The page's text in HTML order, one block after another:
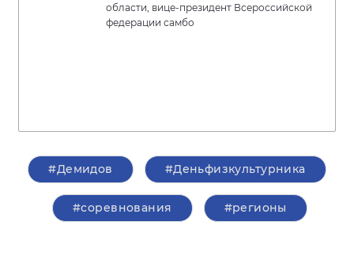
области, вице-президент Всероссийской
федерации самбо
#Демидов #Деньфизкультурника
#соревнования #регионы